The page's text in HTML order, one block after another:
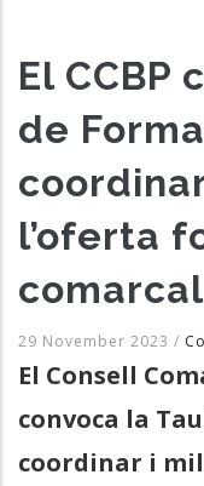
El CCBP
de
l’oferta
comarcal
29 November 2023 /
El Consell
convoca la
coordinar i